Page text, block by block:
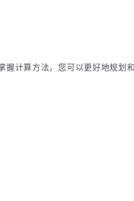
握计算方法，您可以更好地规划